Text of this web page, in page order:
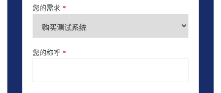
您的需求 *
您的称呼 *